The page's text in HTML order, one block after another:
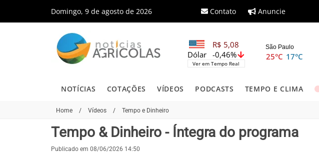
Domingo, 9 de agosto de 2026 Contato Anuncie
R$ 5,08
-0,46%
Dólar
Ver em Tempo Real
25°C 17°C
NOTÍCIAS COTAÇÕES VÍDEOS PODCASTS TEMPO E CLIMA
Home / Vídeos / Tempo e Dinheiro
Tempo & Dinheiro - Íntegra do programa
Publicado em 08/06/2026 14:50